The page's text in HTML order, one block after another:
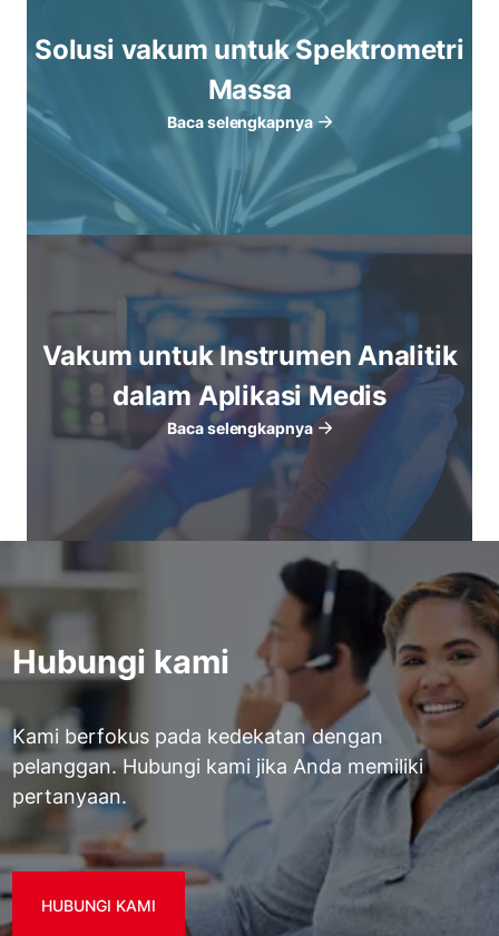
Solusi vakum untuk Spektrometri
Massa
Baca selengkapnya
Vakum untuk Instrumen Analitik
dalam Aplikasi Medis
Baca selengkapnya
Hubungi kami
Kami berfokus pada kedekatan dengan
pelanggan. Hubungi kami jika Anda memiliki
pertanyaan.
HUBUNGI KAMI